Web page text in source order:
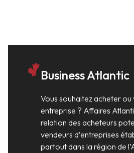
Business Atlantic
Vous souhaitez acheter ou
entreprise ? Affaires
relation des acheteurs
vendeurs d’entreprises
partout dans la région de